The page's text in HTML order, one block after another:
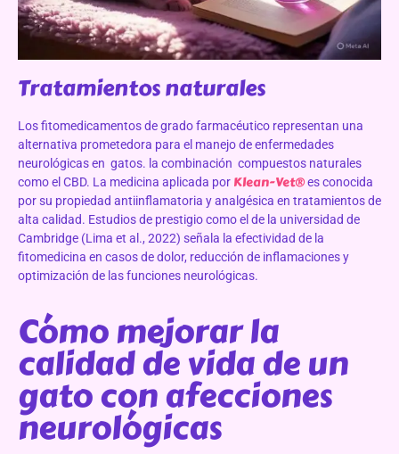
Tratamientos naturales
Los fitomedicamentos de grado farmacéutico representan una
alternativa prometedora para el manejo de enfermedades
neurológicas en gatos. la combinación compuestos naturales
como el CBD. La medicina aplicada por Klean-Vet®es conocida
por su propiedad antiinflamatoria y analgésica en tratamientos de
alta calidad. Estudios de prestigio como el de la universidad de
Cambridge (Lima et al., 2022) señala la efectividad de la
fitomedicina en casos de dolor, reducción de inflamaciones y
optimización de las funciones neurológicas.
Cómo mejorar la
calidad de vida de un
gato con afecciones
neurológicas